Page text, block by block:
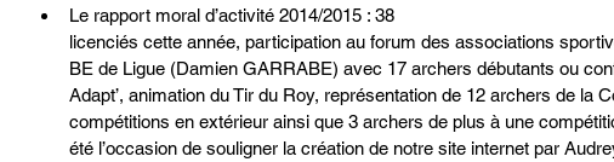
Le rapport moral d’activité 2014/2015 : 38
licenciés cette année, participation au forum des associations
BE de Ligue (Damien GARRABE) avec 17 archers débutants ou
Adapt’, animation du Tir du Roy, représentation de 12 archers de la
compétitions en extérieur ainsi que 3 archers de plus à une
été l’occasion de souligner la création de notre site internet par